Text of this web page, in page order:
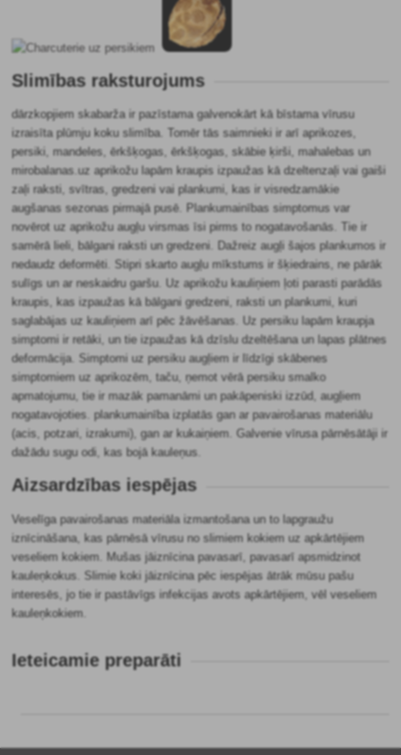
Slimības raksturojums
dārzkopjiem skabarža ir pazīstama galvenokārt kā bīstama vīrusu
izraisīta plūmju koku slimība. Tomēr tās saimnieki ir arī aprikozes,
persiki, mandeles, ērkšķogas, ērkšķogas, skābie ķirši, mahalebas un
mirobalanas.uz aprikožu lapām kraupis izpaužas kā dzeltenzaļi vai gaiši
zaļi raksti, svītras, gredzeni vai plankumi, kas ir visredzamākie
augšanas sezonas pirmajā pusē. Plankumainības simptomus var
novērot uz aprikožu augļu virsmas īsi pirms to nogatavošanās. Tie ir
samērā lieli, bālgani raksti un gredzeni. Dažreiz augļi šajos plankumos ir
nedaudz deformēti. Stipri skarto augļu mīkstums ir šķiedrains, ne pārāk
sulīgs un ar neskaidru garšu. Uz aprikožu kauliņiem ļoti parasti parādās
kraupis, kas izpaužas kā bālgani gredzeni, raksti un plankumi, kuri
saglabājas uz kauliņiem arī pēc žāvēšanas. Uz persiku lapām kraupja
simptomi ir retāki, un tie izpaužas kā dzīslu dzeltēšana un lapas plātnes
deformācija. Simptomi uz persiku augļiem ir līdzīgi skābenes
simptomiem uz aprikozēm, taču, ņemot vērā persiku smalko
apmatojumu, tie ir mazāk pamanāmi un pakāpeniski izzūd, augļiem
nogatavojoties. plankumainība izplatās gan ar pavairošanas materiālu
(acis, potzari, izrakumi), gan ar kukaiņiem. Galvenie vīrusa pārnēsātāji ir
dažādu sugu odi, kas bojā kauleņus.
Aizsardzības iespējas
Veselīga pavairošanas materiāla izmantošana un to lapgraužu
iznīcināšana, kas pārnēsā vīrusu no slimiem kokiem uz apkārtējiem
veseliem kokiem. Mušas jāiznīcina pavasarī, pavasarī apsmidzinot
kauleņkokus. Slimie koki jāiznīcina pēc iespējas ātrāk mūsu pašu
interesēs, jo tie ir pastāvīgs infekcijas avots apkārtējiem, vēl veseliem
kauleņkokiem.
Ieteicamie preparāti